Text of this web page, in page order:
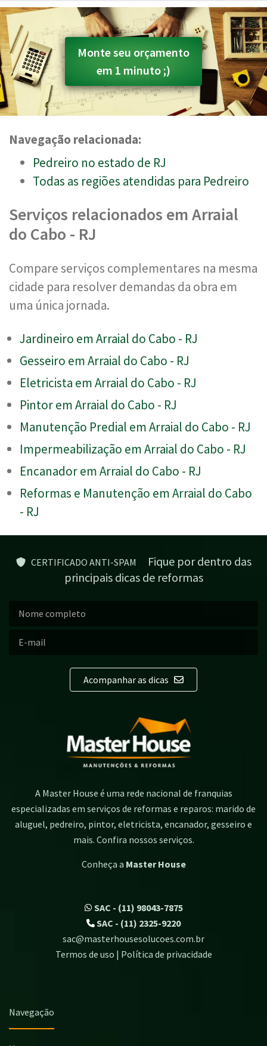
Monte seu orçamento
em 1 minuto ;)
Navegação relacionada:
Pedreiro no estado de RJ
Todas as regiões atendidas para Pedreiro
Serviços relacionados em Arraial
do Cabo - RJ
Compare serviços complementares na mesma
cidade para resolver demandas da obra em
uma única jornada.
Jardineiro em Arraial do Cabo - RJ
Gesseiro em Arraial do Cabo - RJ
Eletricista em Arraial do Cabo - RJ
Pintor em Arraial do Cabo - RJ
Manutenção Predial em Arraial do Cabo - RJ
Impermeabilização em Arraial do Cabo - RJ
Encanador em Arraial do Cabo - RJ
Reformas e Manutenção em Arraial do Cabo
- RJ
CERTIFICADO ANTI-SPAM
Fique por dentro das
principais dicas de reformas
Acompanhar as dicas
A Master House é uma rede nacional de franquias
especializadas em serviços de reformas e reparos: marido de
aluguel, pedreiro, pintor, eletricista, encanador, gesseiro e
mais. Confira nossos serviços.
Conheça a Master House
SAC - (11) 98043-7875
SAC - (11) 2325-9220
sac@masterhousesolucoes.com.br
Termos de uso | Política de privacidade
Navegação